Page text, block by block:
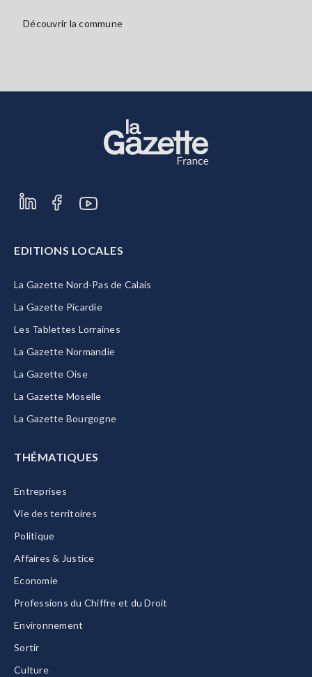
Découvrir la commune
EDITIONS LOCALES
La Gazette Nord-Pas de Calais
La Gazette Picardie
Les Tablettes Lorraines
La Gazette Normandie
La Gazette Oise
La Gazette Moselle
La Gazette Bourgogne
THÉMATIQUES
Entreprises
Vie des territoires
Politique
Affaires & Justice
Economie
Professions du Chiffre et du Droit
Environnement
Sortir
Culture